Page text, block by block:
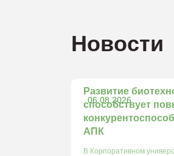
Новости
06.08.2026
Развитие
способствует
АПК
В Корпоративном